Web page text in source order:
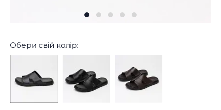
Обери свій колір: